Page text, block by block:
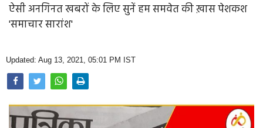
Farm & Food
Opinion
Health & Lifestyle
Photo Gallery
ऐसी अनगिनत खबरों के लिए सुनें हम समवेत की ख़ास पेशकश
'समाचार सारांश'
Updated: Aug 13, 2021, 05:01 PM IST